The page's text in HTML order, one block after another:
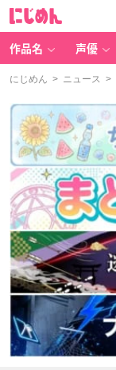
作品名 声優
にじめん > ニュース >